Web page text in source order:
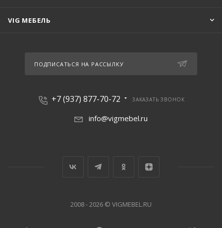
VIG МЕБЕЛЬ
ПОДПИСАТЬСЯ НА РАССЫЛКУ
+7 (937) 877-70-72 ЗАКАЗАТЬ ЗВОНОК
info@vigmebel.ru
2008 - 2026 © VIGMEBEL.RU